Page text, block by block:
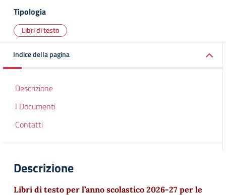
Tipologia
Libri di testo
Indice della pagina
Descrizione
I Documenti
Contatti
Descrizione
Libri di testo per l’anno scolastico 2026-27 per le